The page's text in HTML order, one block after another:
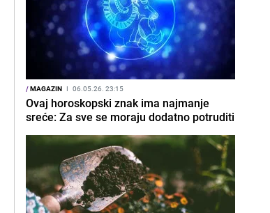
/MAGAZIN I 06.05.26. 23:15
Ovaj horoskopski znak ima najmanje
sreće: Za sve se moraju dodatno potruditi